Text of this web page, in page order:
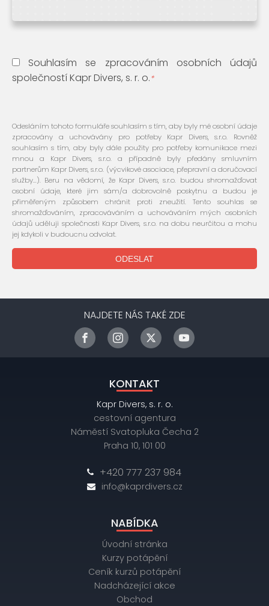
Souhlasím se zpracováním osobních údajů
společností Kapr Divers, s. r. o.*
Odesláním tohoto formuláře souhlasím s tím, aby byly mé osobní údaje
zpracovány a uchovávány pro potřeby Kapr Divers, s.r.o. Rovněž
souhlasím s tím, aby byly dále použity pro potřeby komunikace mezi
mnou a Kapr Divers, s.r.o. a případně byly předány smluvním
partnerům Kapr Divers, s.r.o. (výcvikové asociace, přepravní a doručovací
služby...). Beru na vědomí, že Kapr Divers, s.r.o. budou shromažďovat
osobní údaje, které jim sám/a dobrovolně poskytnu a budou je
přiměřeným způsobem chránit proti zneužití. Tento souhlas se
shromažďováním, zpracováváním a uchováváním mých osobních
údajů uděluji společnosti Kapr Divers, s.r.o. na dobu neurčitou a mohu
jej kdykoli v budoucnu odvolat.
NAJDETE NÁS TAKÉ ZDE
KONTAKT
Kapr Divers, s. r. o.
cestovní agentura
Náměstí Svatopluka Čecha 2
Praha 10, 101 00
+420 777 237 984
info@kaprdivers.cz
NABÍDKA
Úvodní stránka
Kurzy potápění
Ceník kurzů potápění
Nadcházející akce
Obchod